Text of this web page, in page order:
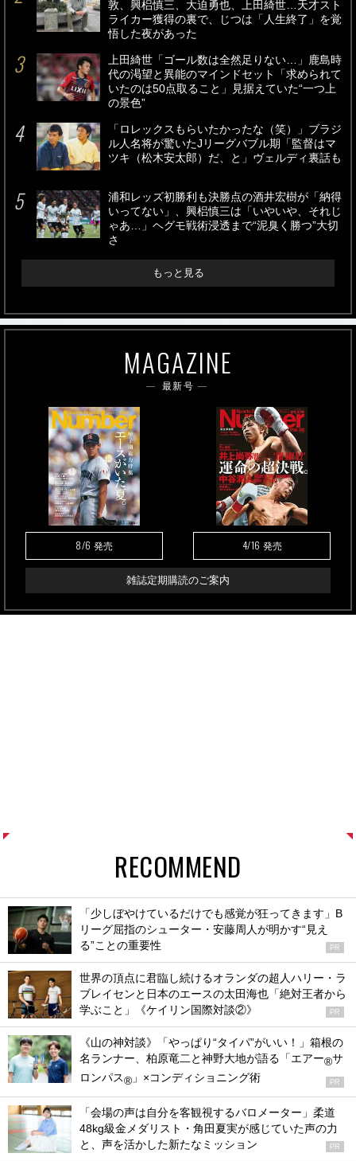
敦、興梠慎三、大迫勇也、上田綺世…天才スト
ライカー獲得の裏で、じつは「人生終了」を覚
悟した夜があった
上田綺世「ゴール数は全然足りない…」鹿島時
代の渇望と異能のマインドセット「求められて
いたのは50点取ること」見据えていた“一つ上
の景色”
「ロレックスもらいたかったな（笑）」ブラジ
ル人名将が驚いたJリーグバブル期「監督はマ
ツキ（松木安太郎）だ、と」ヴェルディ裏話も
浦和レッズ初勝利も決勝点の酒井宏樹が「納得
いってない」、興梠慎三は「いやいや、それじ
ゃあ…」ヘグモ戦術浸透まで“泥臭く勝つ”大切
さ
もっと見る
MAGAZINE
最新号
8/6 発売 4/16 発売
雑誌定期購読のご案内
RECOMMEND
「少しぼやけているだけでも感覚が狂ってきます」B
リーグ屈指のシューター・安藤周人が明かす“見え
る”ことの重要性
PR
世界の頂点に君臨し続けるオランダの超人ハリー・ラ
ブレイセンと日本のエースの太田海也「絶対王者から
学ぶこと」《ケイリン国際対談②》
PR
《山の神対談》「やっぱり“タイパ”がいい！」箱根の
名ランナー、柏原竜二と神野大地が語る「エアー®サ
ロンパス® 」×コンディショニング術 PR
「会場の声は自分を客観視するバロメーター」柔道
48kg級金メダリスト・角田夏実が感じていた声の力
と、声を活かした新たなミッション
PR